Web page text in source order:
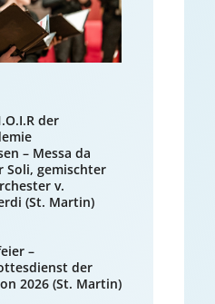
der
– Messa da
Soli, gemischter
v.
(St. Martin)
–
der
2026 (St. Martin)